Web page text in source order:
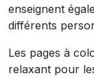
enseignent
différents
Les pages à
relaxant pour